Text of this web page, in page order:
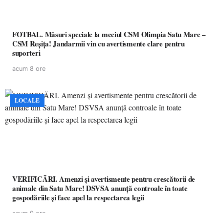
FOTBAL. Măsuri speciale la meciul CSM Olimpia Satu Mare –
CSM Reșița! Jandarmii vin cu avertismente clare pentru
suporteri
acum 8 ore
LOCALE
VERIFICĂRI. Amenzi și avertismente pentru crescătorii de
animale din Satu Mare! DSVSA anunță controale în toate
gospodăriile și face apel la respectarea legii